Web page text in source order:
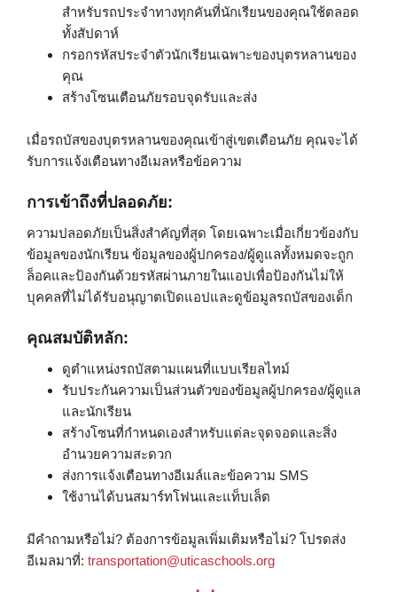
สำหรับรถประจำทางทุกคันที่นักเรียนของคุณใช้ตลอด
ทั้งสัปดาห์
กรอกรหัสประจำตัวนักเรียนเฉพาะของบุตรหลานของ
คุณ
สร้างโซนเตือนภัยรอบจุดรับและส่ง
เมื่อรถบัสของบุตรหลานของคุณเข้าสู่เขตเตือนภัย คุณจะได้
รับการแจ้งเตือนทางอีเมลหรือข้อความ
การเข้าถึงที่ปลอดภัย:
ความปลอดภัยเป็นสิ่งสำคัญที่สุด โดยเฉพาะเมื่อเกี่ยวข้องกับ
ข้อมูลของนักเรียน ข้อมูลของผู้ปกครอง/ผู้ดูแลทั้งหมดจะถูก
ล็อคและป้องกันด้วยรหัสผ่านภายในแอปเพื่อป้องกันไม่ให้
บุคคลที่ไม่ได้รับอนุญาตเปิดแอปและดูข้อมูลรถบัสของเด็ก
คุณสมบัติหลัก:
ดูตำแหน่งรถบัสตามแผนที่แบบเรียลไทม์
รับประกันความเป็นส่วนตัวของข้อมูลผู้ปกครอง/ผู้ดูแล
และนักเรียน
สร้างโซนที่กำหนดเองสำหรับแต่ละจุดจอดและสิ่ง
อำนวยความสะดวก
ส่งการแจ้งเตือนทางอีเมล์และข้อความ SMS
ใช้งานได้บนสมาร์ทโฟนและแท็บเล็ต
มีคำถามหรือไม่? ต้องการข้อมูลเพิ่มเติมหรือไม่? โปรดส่ง
อีเมลมาที่: transportation@uticaschools.org